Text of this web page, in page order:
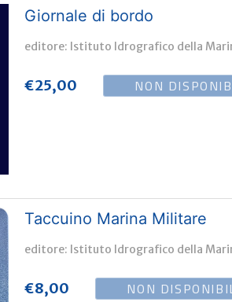
Giornale di bordo
editore: Istituto Idrografico della
€25,00 NON
Taccuino Marina Militare
editore: Istituto Idrografico della
€8,00 NON